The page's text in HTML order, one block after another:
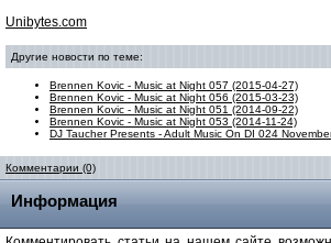
Unibytes.com
Другие новости по теме:
Brennen Kovic - Music at Night 057 (2015-04-27)
Brennen Kovic - Music at Night 056 (2015-03-23)
Brennen Kovic - Music at Night 051 (2014-09-22)
Brennen Kovic - Music at Night 053 (2014-11-24)
DJ Taucher Presents - Adult Music On DI 024
Комментарии (0)
Информация